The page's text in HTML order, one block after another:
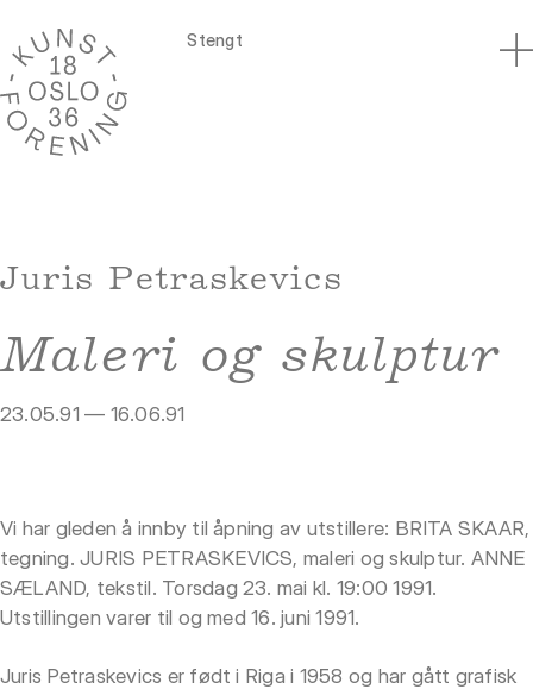
Stengt
Juris Petraskevics
Maleri og skulptur
23.05.91 — 16.06.91
Vi har gleden å innby til åpning av utstillere: BRITA SKAAR,
tegning. JURIS PETRASKEVICS, maleri og skulptur. ANNE
SÆLAND, tekstil. Torsdag 23. mai kl. 19:00 1991.
Utstillingen varer til og med 16. juni 1991.
Juris Petraskevics er født i Riga i 1958 og har gått grafisk